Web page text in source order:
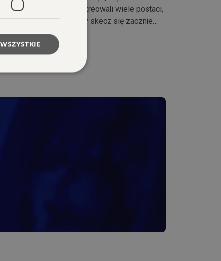
się w życie widza. Wykreowali wiele postaci,
a co dopiero gdy skecz się zacznie…
to plik cookie